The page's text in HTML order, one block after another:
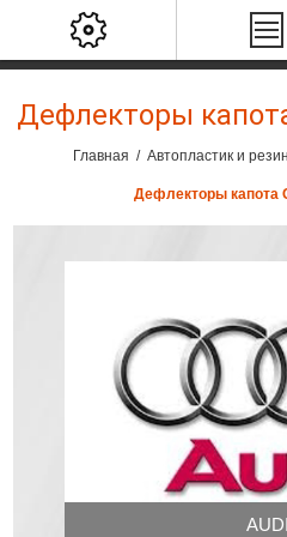
Дефлекторы
Главная / Автопластик и
Дефлекторы капота
AUDI